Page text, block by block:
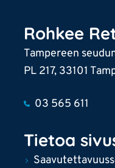
Rohkee
Tampereen
PL 217, 33101
03 565 611
Tietoa